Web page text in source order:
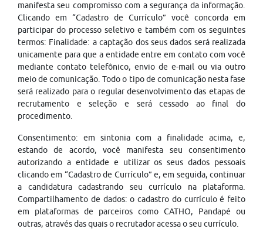
manifesta seu compromisso com a segurança da informação.
Clicando em “Cadastro de Currículo” você concorda em
participar do processo seletivo e também com os seguintes
termos: Finalidade: a captação dos seus dados será realizada
unicamente para que a entidade entre em contato com você
mediante contato telefônico, envio de e-mail ou via outro
meio de comunicação. Todo o tipo de comunicação nesta fase
será realizado para o regular desenvolvimento das etapas de
recrutamento e seleção e será cessado ao final do
procedimento.
Consentimento: em sintonia com a finalidade acima, e,
estando de acordo, você manifesta seu consentimento
autorizando a entidade e utilizar os seus dados pessoais
clicando em “Cadastro de Currículo” e, em seguida, continuar
a candidatura cadastrando seu currículo na plataforma.
Compartilhamento de dados: o cadastro do currículo é feito
em plataformas de parceiros como CATHO, Pandapé ou
outras, através das quais o recrutador acessa o seu currículo.